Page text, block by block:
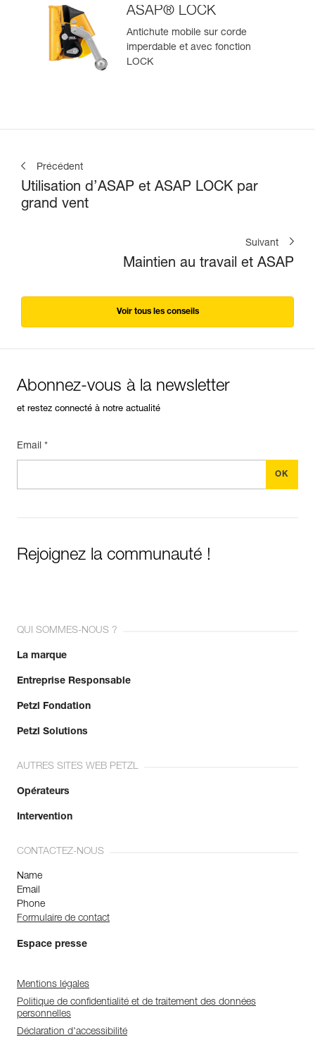
ASAP® LOCK
Antichute mobile sur corde
imperdable et avec fonction
LOCK
Précédent
Utilisation d’ASAP et ASAP LOCK par
grand vent
Suivant
Maintien au travail et ASAP
Voir tous les conseils
Abonnez-vous à la newsletter
et restez connecté à notre actualité
Email *
Rejoignez la communauté !
QUI SOMMES-NOUS ?
La marque
Entreprise Responsable
Petzl Fondation
Petzl Solutions
AUTRES SITES WEB PETZL
Opérateurs
Intervention
CONTACTEZ-NOUS
Name
Email
Phone
Formulaire de contact
Espace presse
Mentions légales
Politique de confidentialité et de traitement des données
personnelles
Déclaration d'accessibilité